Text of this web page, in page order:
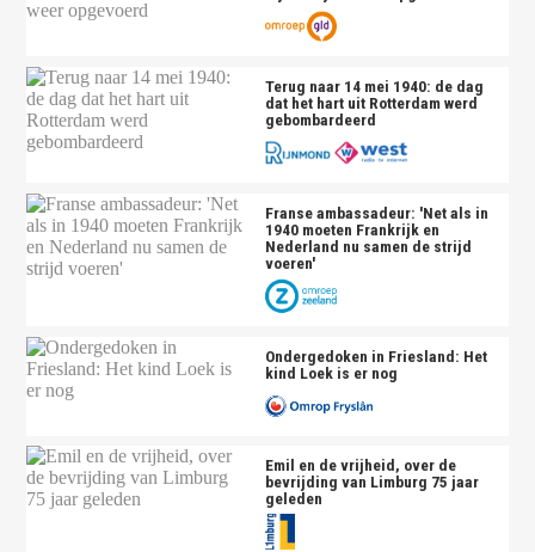
Terug naar 14 mei 1940: de dag
dat het hart uit Rotterdam werd
gebombardeerd
Franse ambassadeur: 'Net als in
1940 moeten Frankrijk en
Nederland nu samen de strijd
voeren'
Ondergedoken in Friesland: Het
kind Loek is er nog
Emil en de vrijheid, over de
bevrijding van Limburg 75 jaar
geleden